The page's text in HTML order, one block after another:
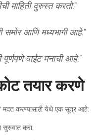
माहिती दुरुस्त करतो.”
समोर आणि मध्यभागी आहे.”
वाईट मनाची आहे.”
तयार करणे
मदत करण्यासाठी येथे एक सूत्र आहे:
सुरुवात करा.